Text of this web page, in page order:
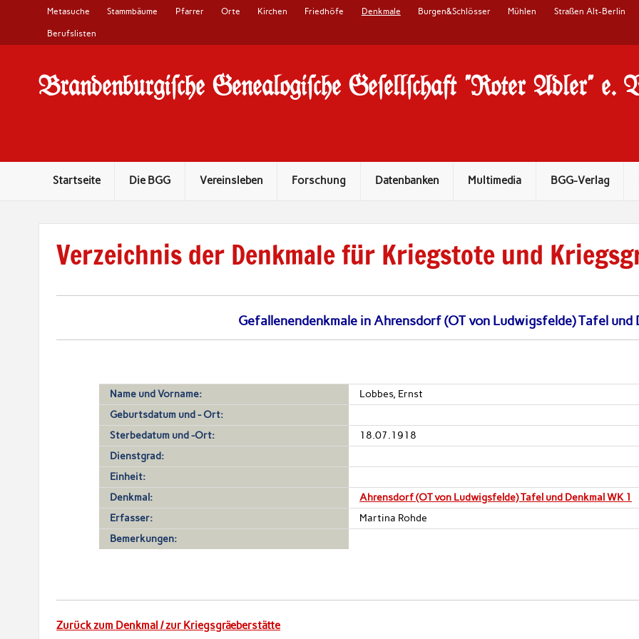
Metasuche Stammbäume Pfarrer Orte Kirchen Friedhöfe Denkmale Burgen&Schlösser Mühlen Straßen Alt-Berlin
Berufslisten
Brandenburgi#che Genealogi#che Ge#ell#chaft "Roter Adler" e.
Startseite Die BGG Vereinsleben Forschung Datenbanken Multimedia BGG-Verlag
Verzeichnis der Denkmale für Kriegstote und
Gefallenendenkmale in Ahrensdorf (OT von Ludwigsfelde) Tafel und
Name und Vorname:
Lobbes, Ernst
Geburtsdatum und - Ort:
Sterbedatum und -Ort:
18.07.1918
Dienstgrad:
Einheit:
Denkmal:
Ahrensdorf (OT von Ludwigsfelde) Tafel und Denkmal WK 1
Erfasser:
Martina Rohde
Bemerkungen:
Zurück zum Denkmal / zur Kriegsgräeberstätte